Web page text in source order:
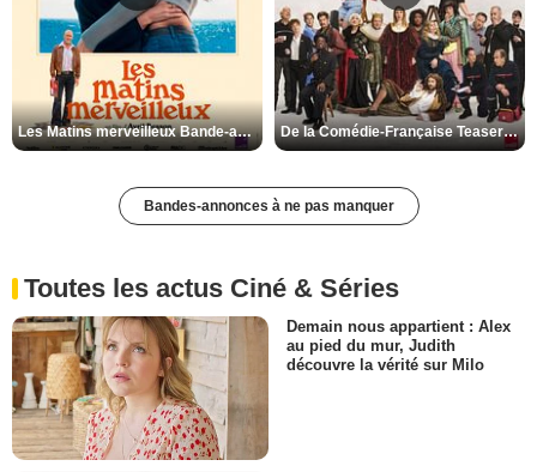
Les Matins merveilleux Bande-annonce VF De la Comédie-Française Teaser VF
Bandes-annonces à ne pas manquer
Toutes les actus Ciné & Séries
Demain nous appartient : Alex
au pied du mur, Judith
découvre la vérité sur Milo